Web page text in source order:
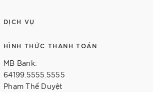
DỊCH VỤ
HÌNH THỨC THANH TOÁN
MB Bank:
64199.5555.5555
Phạm Thế Duyệt